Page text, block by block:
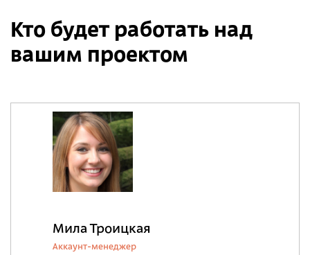
Кто будет работать над
вашим проектом
Мила Троицкая
Аккаунт-менеджер